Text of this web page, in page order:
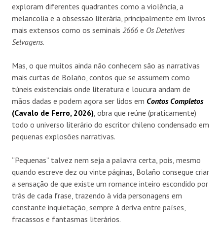
exploram diferentes quadrantes como a violência, a
melancolia e a obsessão literária, principalmente em livros
mais extensos como os seminais 2666 e Os Detetives
Selvagens.
Mas, o que muitos ainda não conhecem são as narrativas
mais curtas de Bolaño, contos que se assumem como
túneis existenciais onde literatura e loucura andam de
mãos dadas e podem agora ser lidos em Contos Completos
(Cavalo de Ferro, 2026) , obra que reúne (praticamente)
todo o universo literário do escritor chileno condensado em
pequenas explosões narrativas.
“Pequenas” talvez nem seja a palavra certa, pois, mesmo
quando escreve dez ou vinte páginas, Bolaño consegue criar
a sensação de que existe um romance inteiro escondido por
trás de cada frase, trazendo à vida personagens em
constante inquietação, sempre à deriva entre países,
fracassos e fantasmas literários.